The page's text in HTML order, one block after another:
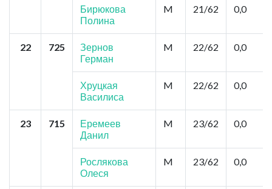
Бирюкова
Полина
M 21/62 0,0
22 725
Зернов
Герман
M 22/62 0,0
Хруцкая
Василиса
M 22/62 0,0
23 715
Еремеев
Данил
M 23/62 0,0
Рослякова
Олеся
M 23/62 0,0